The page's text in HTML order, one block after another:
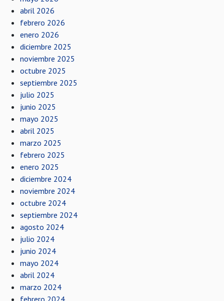
abril 2026
febrero 2026
enero 2026
diciembre 2025
noviembre 2025
octubre 2025
septiembre 2025
julio 2025
junio 2025
mayo 2025
abril 2025
marzo 2025
febrero 2025
enero 2025
diciembre 2024
noviembre 2024
octubre 2024
septiembre 2024
agosto 2024
julio 2024
junio 2024
mayo 2024
abril 2024
marzo 2024
febrero 2024